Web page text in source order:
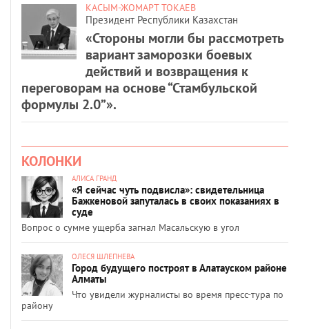
КАСЫМ-ЖОМАРТ ТОКАЕВ
Президент Республики Казахстан
«Стороны могли бы рассмотреть
вариант заморозки боевых
действий и возвращения к
переговорам на основе “Стамбульской
формулы 2.0”».
КОЛОНКИ
АЛИСА ГРАНД
«Я сейчас чуть подвисла»: свидетельница
Бажкеновой запуталась в своих показаниях в
суде
Вопрос о сумме ущерба загнал Масальскую в угол
ОЛЕСЯ ШЛЕПНЕВА
Город будущего построят в Алатауском районе
Алматы
Что увидели журналисты во время пресс-тура по
району